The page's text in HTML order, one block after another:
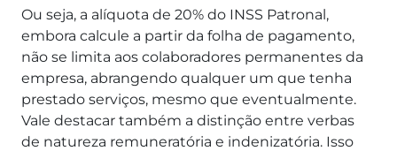
Ou seja, a alíquota de 20% do INSS Patronal,
embora calcule a partir da folha de pagamento,
não se limita aos colaboradores permanentes da
empresa, abrangendo qualquer um que tenha
prestado serviços, mesmo que eventualmente.
Vale destacar também a distinção entre verbas
de natureza remuneratória e indenizatória. Isso